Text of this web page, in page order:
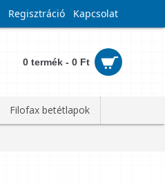
Regisztráció Kapcsolat
0 termék - 0 Ft
Filofax betétlapok